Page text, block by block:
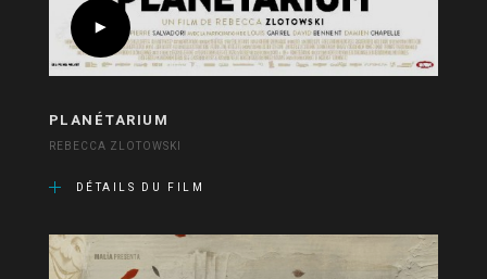
PLANÉTARIUM
REBECCA ZLOTOWSKI
DÉTAILS DU FILM